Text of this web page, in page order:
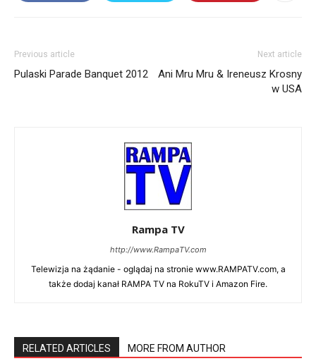
Previous article
Pulaski Parade Banquet 2012
Next article
Ani Mru Mru & Ireneusz Krosny
w USA
Rampa TV
http://www.RampaTV.com
Telewizja na żądanie - oglądaj na stronie www.RAMPATV.com, a
także dodaj kanał RAMPA TV na RokuTV i Amazon Fire.
RELATED ARTICLES MORE FROM AUTHOR